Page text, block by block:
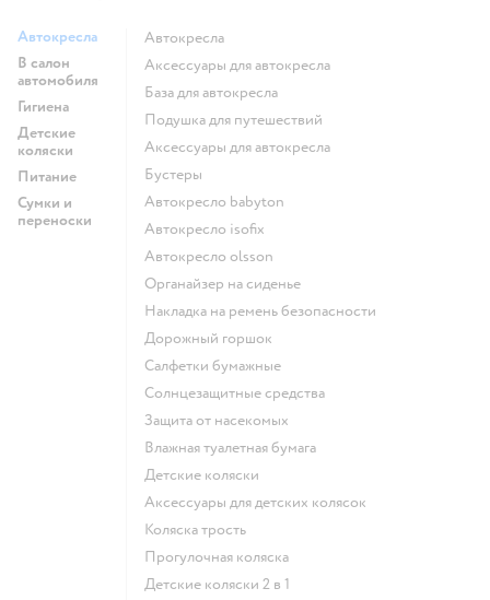
Автокресла
В салон
автомобиля
Гигиена
Детские
коляски
Питание
Сумки и
переноски
Автокресла
Аксессуары для автокресла
База для автокресла
Подушка для путешествий
Аксессуары для автокресла
Бустеры
Автокресло babyton
Автокресло isofix
Автокресло olsson
Органайзер на сиденье
Накладка на ремень безопасности
Дорожный горшок
Салфетки бумажные
Солнцезащитные средства
Защита от насекомых
Влажная туалетная бумага
Детские коляски
Аксессуары для детских колясок
Коляска трость
Прогулочная коляска
Детские коляски 2 в 1